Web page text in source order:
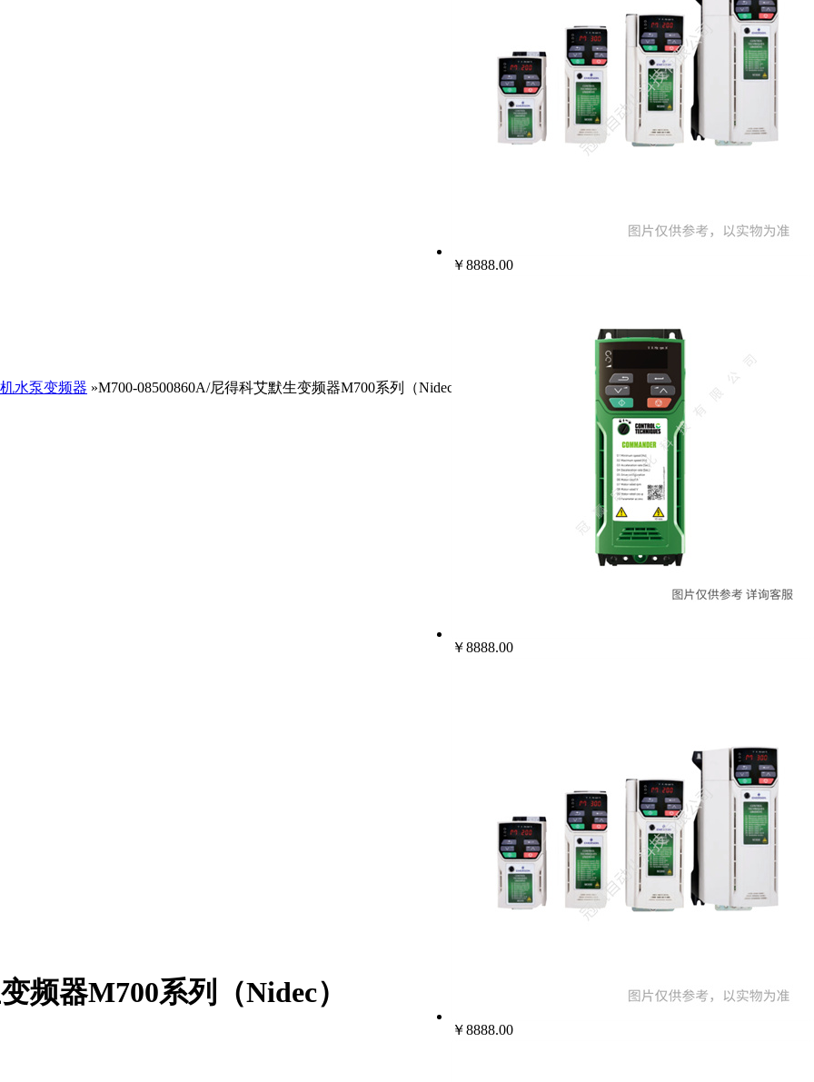
水泵变频器 »M700-08500860A/尼得科艾默生变频器M700系列（Nidec）
频器M700系列（Nidec）
￥8888.00
￥8888.00
￥8888.00